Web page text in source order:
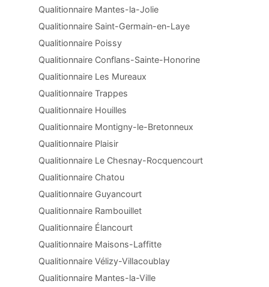
Qualitionnaire Mantes-la-Jolie
Qualitionnaire Saint-Germain-en-Laye
Qualitionnaire Poissy
Qualitionnaire Conflans-Sainte-Honorine
Qualitionnaire Les Mureaux
Qualitionnaire Trappes
Qualitionnaire Houilles
Qualitionnaire Montigny-le-Bretonneux
Qualitionnaire Plaisir
Qualitionnaire Le Chesnay-Rocquencourt
Qualitionnaire Chatou
Qualitionnaire Guyancourt
Qualitionnaire Rambouillet
Qualitionnaire Élancourt
Qualitionnaire Maisons-Laffitte
Qualitionnaire Vélizy-Villacoublay
Qualitionnaire Mantes-la-Ville